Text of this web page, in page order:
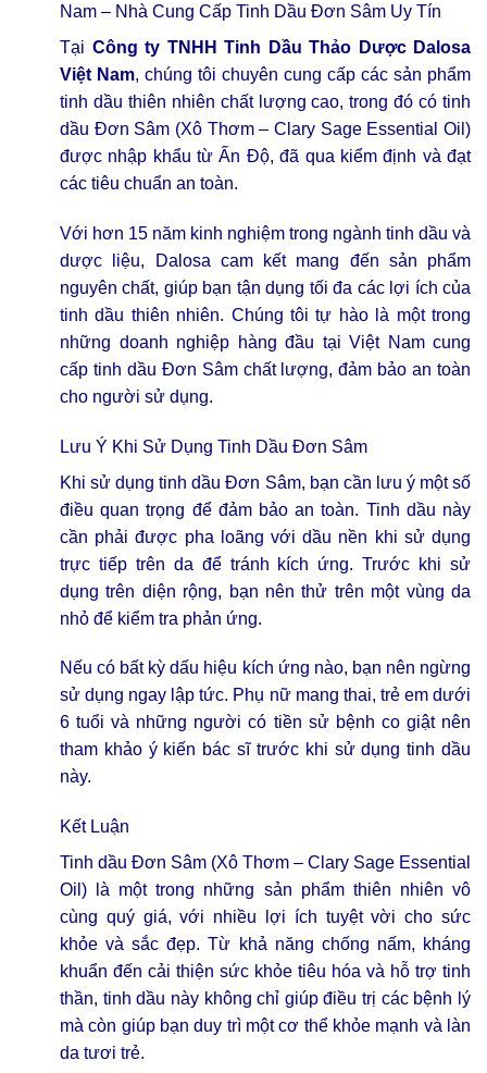
Nam – Nhà Cung Cấp Tinh Dầu Đơn Sâm Uy Tín
Tại Công ty TNHH Tinh Dầu Thảo Dược Dalosa
Việt Nam, chúng tôi chuyên cung cấp các sản phẩm
tinh dầu thiên nhiên chất lượng cao, trong đó có tinh
dầu Đơn Sâm (Xô Thơm – Clary Sage Essential Oil)
được nhập khẩu từ Ấn Độ, đã qua kiểm định và đạt
các tiêu chuẩn an toàn.
Với hơn 15 năm kinh nghiệm trong ngành tinh dầu và
dược liệu, Dalosa cam kết mang đến sản phẩm
nguyên chất, giúp bạn tận dụng tối đa các lợi ích của
tinh dầu thiên nhiên. Chúng tôi tự hào là một trong
những doanh nghiệp hàng đầu tại Việt Nam cung
cấp tinh dầu Đơn Sâm chất lượng, đảm bảo an toàn
cho người sử dụng.
Lưu Ý Khi Sử Dụng Tinh Dầu Đơn Sâm
Khi sử dụng tinh dầu Đơn Sâm, bạn cần lưu ý một số
điều quan trọng để đảm bảo an toàn. Tinh dầu này
cần phải được pha loãng với dầu nền khi sử dụng
trực tiếp trên da để tránh kích ứng. Trước khi sử
dụng trên diện rộng, bạn nên thử trên một vùng da
nhỏ để kiểm tra phản ứng.
Nếu có bất kỳ dấu hiệu kích ứng nào, bạn nên ngừng
sử dụng ngay lập tức. Phụ nữ mang thai, trẻ em dưới
6 tuổi và những người có tiền sử bệnh co giật nên
tham khảo ý kiến bác sĩ trước khi sử dụng tinh dầu
này.
Kết Luận
Tinh dầu Đơn Sâm (Xô Thơm – Clary Sage Essential
Oil) là một trong những sản phẩm thiên nhiên vô
cùng quý giá, với nhiều lợi ích tuyệt vời cho sức
khỏe và sắc đẹp. Từ khả năng chống nấm, kháng
khuẩn đến cải thiện sức khỏe tiêu hóa và hỗ trợ tinh
thần, tinh dầu này không chỉ giúp điều trị các bệnh lý
mà còn giúp bạn duy trì một cơ thể khỏe mạnh và làn
da tươi trẻ.